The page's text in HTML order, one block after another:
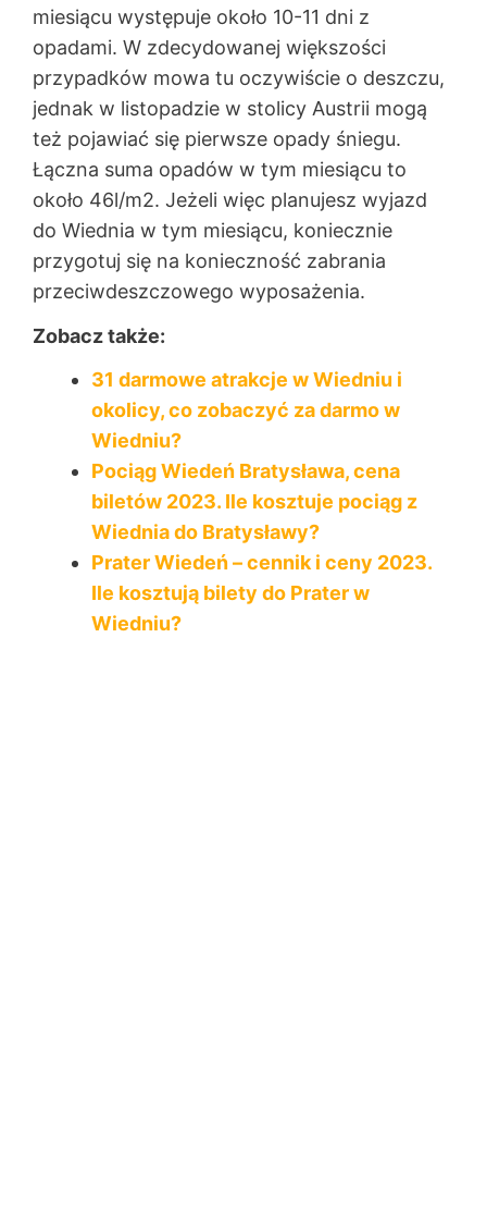
miesiącu występuje około 10-11 dni z
opadami. W zdecydowanej większości
przypadków mowa tu oczywiście o deszczu,
jednak w listopadzie w stolicy Austrii mogą
też pojawiać się pierwsze opady śniegu.
Łączna suma opadów w tym miesiącu to
około 46l/m2. Jeżeli więc planujesz wyjazd
do Wiednia w tym miesiącu, koniecznie
przygotuj się na konieczność zabrania
przeciwdeszczowego wyposażenia.
Zobacz także:
31 darmowe atrakcje w Wiedniu i
okolicy, co zobaczyć za darmo w
Wiedniu?
Pociąg Wiedeń Bratysława, cena
biletów 2023. Ile kosztuje pociąg z
Wiednia do Bratysławy?
Prater Wiedeń – cennik i ceny 2023.
Ile kosztują bilety do Prater w
Wiedniu?